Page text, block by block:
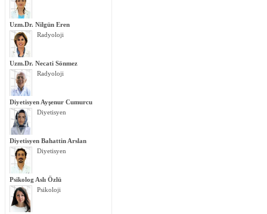
Uzm.Dr. Nilgün Eren
Radyoloji
Uzm.Dr. Necati Sönmez
Radyoloji
Diyetisyen Ayşenur Cumurcu
Diyetisyen
Diyetisyen Bahattin Arslan
Diyetisyen
Psikolog Aslı Özlü
Psikoloji